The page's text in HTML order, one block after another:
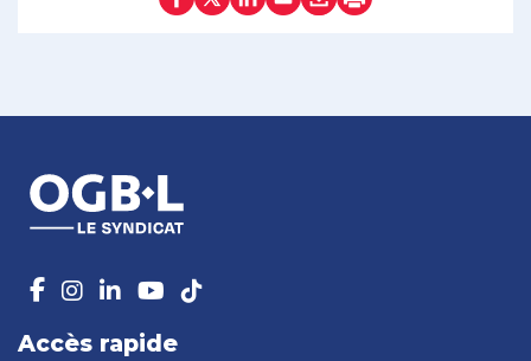
Accès rapide